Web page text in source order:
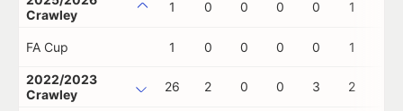
Crawley
1 0 0 0 0 1
FA Cup 1 0 0 0 0 1
2022/2023
Crawley
26 2 0 0 3 2